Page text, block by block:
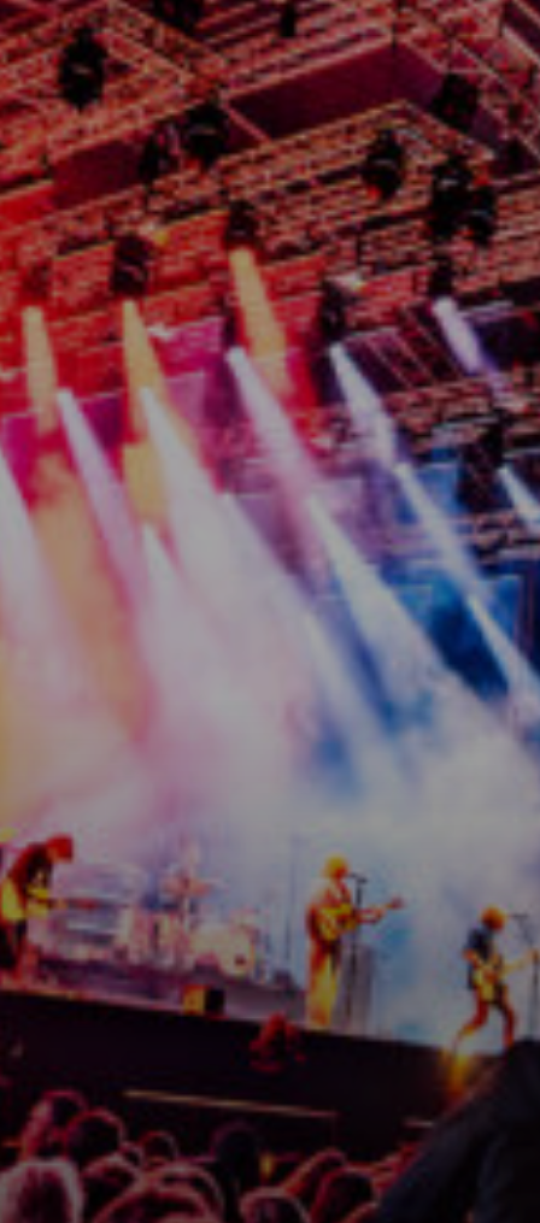
Line-up
Ontdek het programma
Festival info
Alles wat je zou willen weten
Buspendel
Stap in en laat je rijden!
Updates
Nieuws en Media Plaatjes kijken
Sponsoren